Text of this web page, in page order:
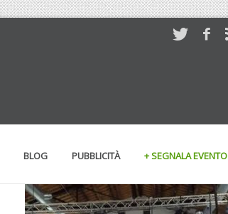
BLOG PUBBLICITÀ + SEGNALA EVENTO